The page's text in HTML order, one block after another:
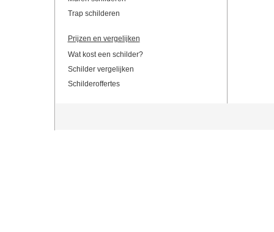
Trap schilderen
Prijzen en vergelijken
Wat kost een schilder?
Schilder vergelijken
Schilderoffertes